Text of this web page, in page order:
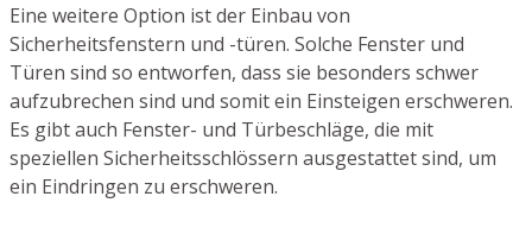
Eine weitere Option ist der Einbau von
Sicherheitsfenstern und -türen. Solche Fenster und
Türen sind so entworfen, dass sie besonders schwer
aufzubrechen sind und somit ein Einsteigen erschweren.
Es gibt auch Fenster- und Türbeschläge, die mit
speziellen Sicherheitsschlössern ausgestattet sind, um
ein Eindringen zu erschweren.